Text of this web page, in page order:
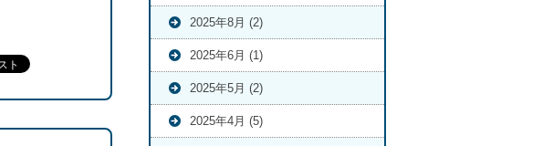
2025年8月 (2)
2025年6月 (1)
2025年5月 (2)
2025年4月 (5)